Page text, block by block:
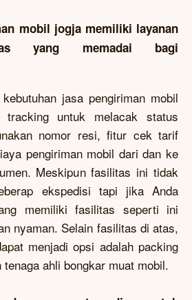
mobil jogja memiliki layanan
yang memadai bagi
jasa pengiriman mobil
untuk melacak status
nomor resi, fitur cek tarif
pengiriman mobil dari dan ke
Meskipun fasilitas ini tidak
ekspedisi tapi jika Anda
memiliki fasilitas seperti ini
nyaman. Selain fasilitas di atas,
menjadi opsi adalah packing
ahli bongkar muat mobil.